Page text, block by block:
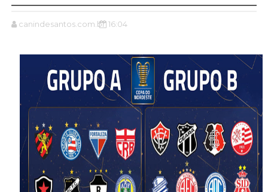
canindesantos.com.br 16:04